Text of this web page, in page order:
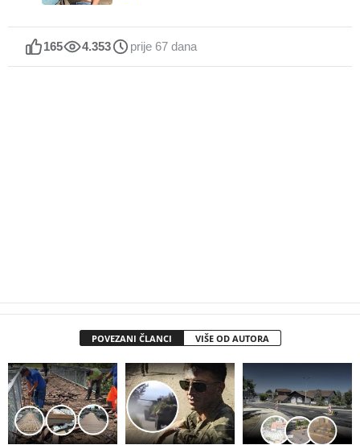
165 4.353 prije 67 dana
POVEZANI ČLANCI VIŠE OD AUTORA